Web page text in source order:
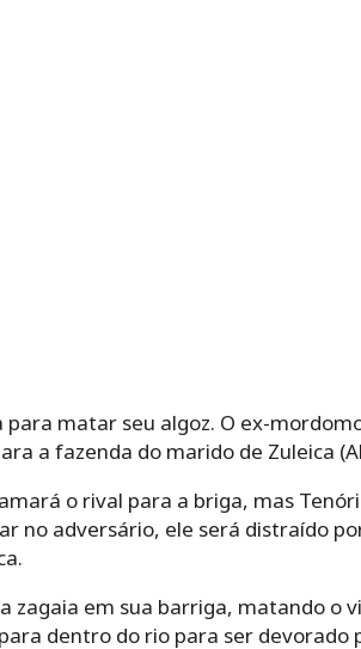
para matar seu algoz. O ex-
a fazenda do marido de Zuleica
o rival para a briga, mas
no adversário, ele será distraído
em sua barriga, matando o
dentro do rio para ser devorado